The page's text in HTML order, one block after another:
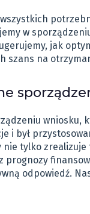
w
jak
szans na
wniosku,
i był
tylko
prognozy
odpowiedź.